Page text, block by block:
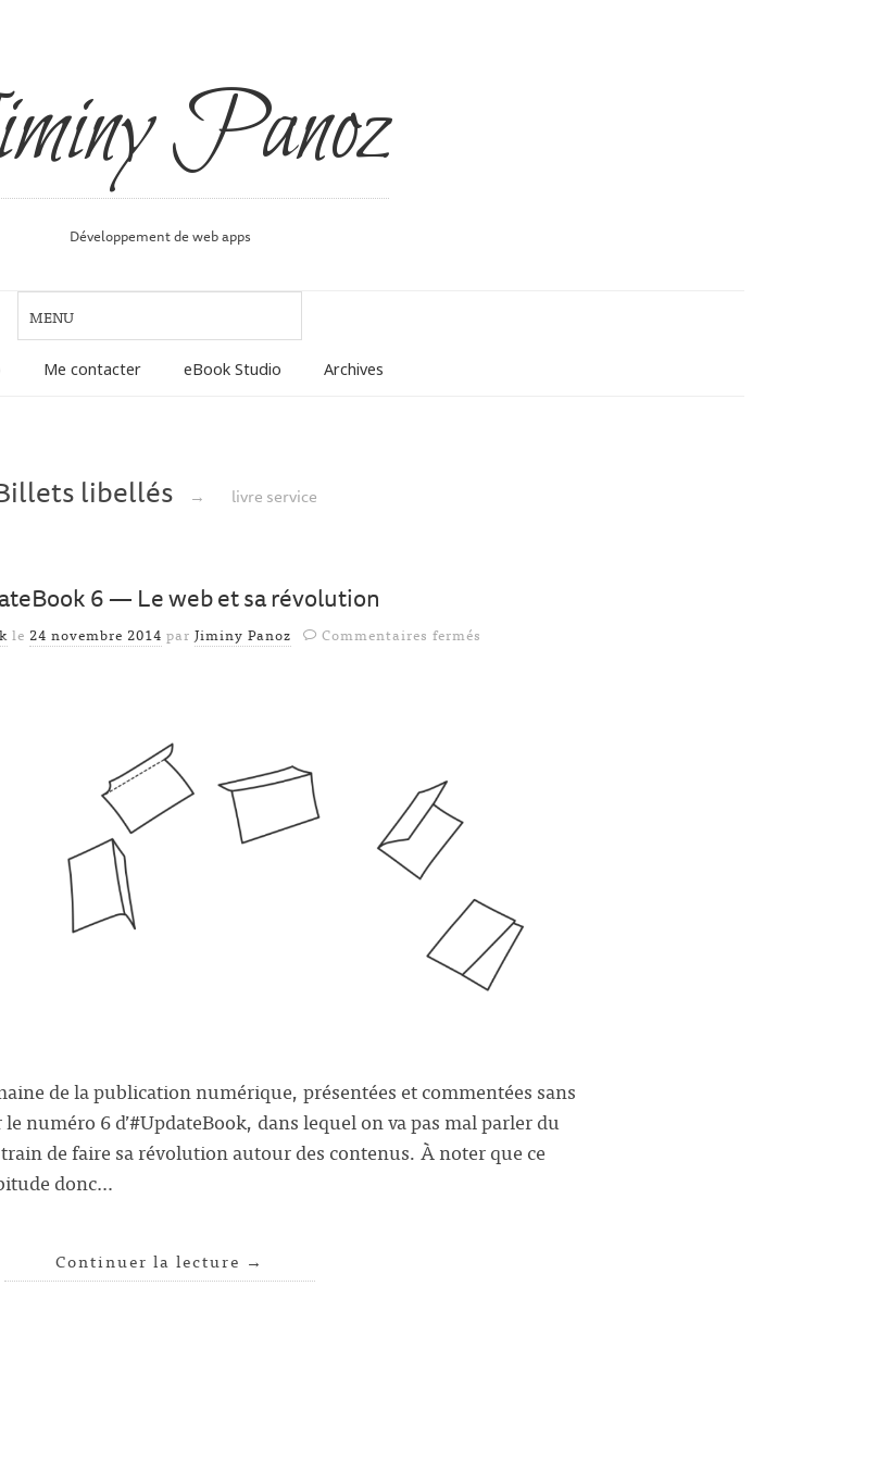
Panoz
Développement de web apps
Me contacter eBook Studio Archives
libellés → livre service
6 — Le web et sa révolution
le 24 novembre 2014 par Jiminy Panoz Commentaires fermés
de la publication numérique, présentées et commentées sans
numéro 6 d’#UpdateBook, dans lequel on va pas mal parler du
de faire sa révolution autour des contenus. À noter que ce
donc…
Continuer la lecture →